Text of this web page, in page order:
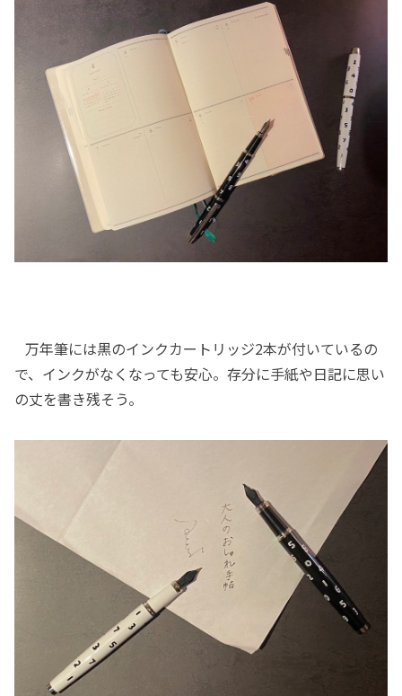
万年筆には黒のインクカートリッジ2本が付いているの
で、インクがなくなっても安心。存分に手紙や日記に思い
の丈を書き残そう。